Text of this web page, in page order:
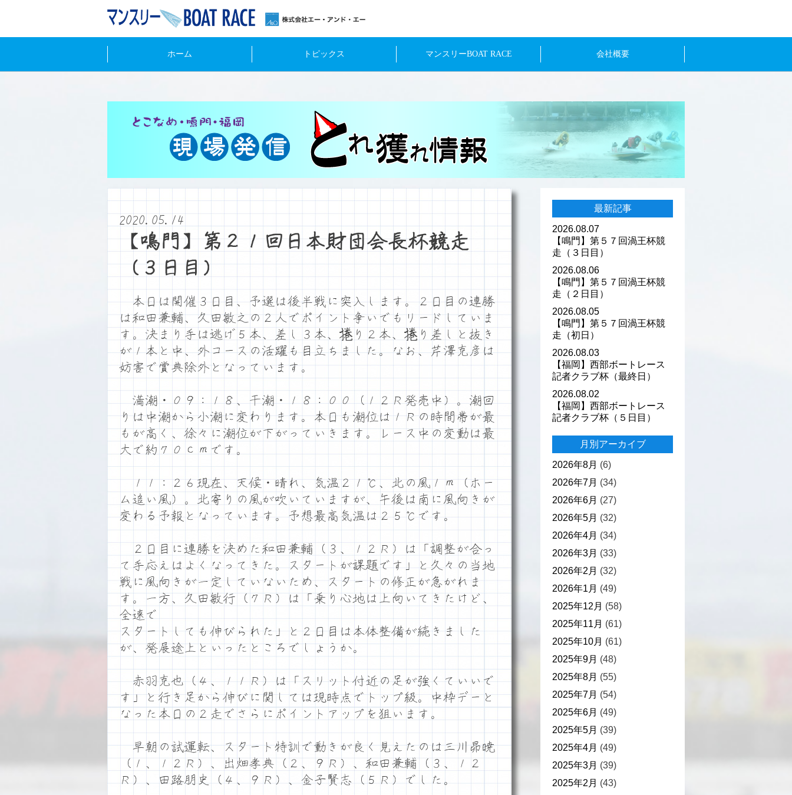
ホーム トピックス マンスリーBOAT RACE 会社概要
2020.05.14
【鳴門】第２１回日本財団会長杯競走
（３日目）
本日は開催３日目、予選は後半戦に突入します。２日目の連勝
は和田兼輔、久田敏之の２人でポイント争いでもリードしていま
す。決まり手は逃げ５本、差し３本、捲り２本、捲り差しと抜き
が１本と中、外コースの活躍も目立ちました。なお、芹澤克彦は
妨害で賞典除外となっています。
満潮・０９：１８、干潮・１８：００（１２Ｒ発売中）。潮回
りは中潮から小潮に変わります。本日も潮位は１Ｒの時間帯が最
もが高く、徐々に潮位が下がっていきます。レース中の変動は最
大で約７０ｃｍです。
１１：２６現在、天候・晴れ、気温２１℃、北の風１ｍ（ホー
ム追い風）。北寄りの風が吹いていますが、午後は南に風向きが
変わる予報となっています。予想最高気温は２５℃です。
２日目に連勝を決めた和田兼輔（３、１２Ｒ）は「調整が合っ
て手応えはよくなってきた。スタートが課題です」と久々の当地
戦に風向きが一定していないため、スタートの修正が急がれま
す。一方、久田敏行（７Ｒ）は「乗り心地は上向いてきたけど、
全速で
スタートしても伸びられた」と２日目は本体整備が続きました
が、発展途上といったところでしょうか。
赤羽克也（４、１１Ｒ）は「スリット付近の足が強くていいで
す」と行き足から伸びに関しては現時点でトップ級。中枠デーと
なった本日の２走でさらにポイントアップを狙います。
早朝の試運転、スタート特訓で動きが良く見えたのは三川昴暁
（１、１２Ｒ）、出畑孝典（２、９Ｒ）、和田兼輔（３、１２
Ｒ）、田路朋史（４、９Ｒ）、金子賢志（５Ｒ）でした。
最新記事
2026.08.07
【鳴門】第５７回渦王杯競
走（３日目）
2026.08.06
【鳴門】第５７回渦王杯競
走（２日目）
2026.08.05
【鳴門】第５７回渦王杯競
走（初日）
2026.08.03
【福岡】西部ボートレース
記者クラブ杯（最終日）
2026.08.02
【福岡】西部ボートレース
記者クラブ杯（５日目）
月別アーカイブ
2026年8月 (6)
2026年7月 (34)
2026年6月 (27)
2026年5月 (32)
2026年4月 (34)
2026年3月 (33)
2026年2月 (32)
2026年1月 (49)
2025年12月 (58)
2025年11月 (61)
2025年10月 (61)
2025年9月 (48)
2025年8月 (55)
2025年7月 (54)
2025年6月 (49)
2025年5月 (39)
2025年4月 (49)
2025年3月 (39)
2025年2月 (43)